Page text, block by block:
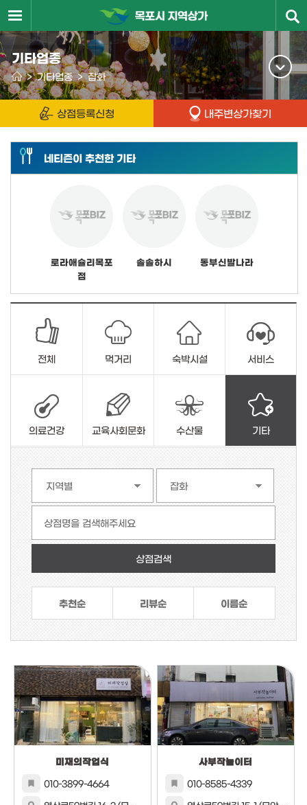
기타업종
> 기타업종 > 잡화
상점등록신청 내주변상가찾기
네티즌이 추천한 기타
로라애슐리목포
점
솔솔하시 동부신발나라
전체 먹거리 숙박시설 서비스
의료건강 교육사회문화 수산물 기타
상점명을 검색해주세요
추천순 리뷰순 이름순
미재의작업식
010-3899-4664
사부작놀이터
010-8585-4339